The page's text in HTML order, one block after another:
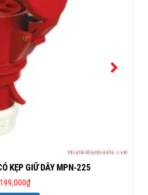
KẸP GIỮ DÂY MPN-225
199,000₫